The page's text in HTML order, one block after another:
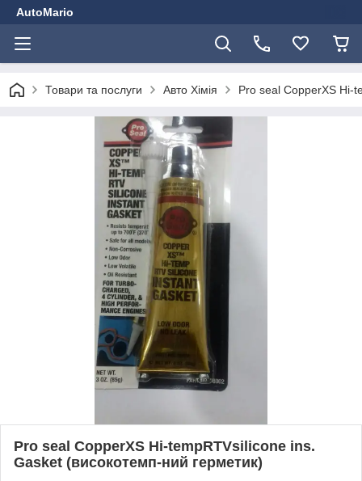
AutoMario
Товари та послуги Авто Хімія Pro seal CopperXS Hi-
Pro seal CopperXS Hi-tempRTVsilicone ins.
Gasket (високотемп-ний герметик)